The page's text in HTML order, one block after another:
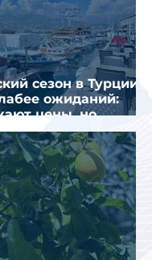
сезон в Турции
ожиданий:
цены, но
низкой